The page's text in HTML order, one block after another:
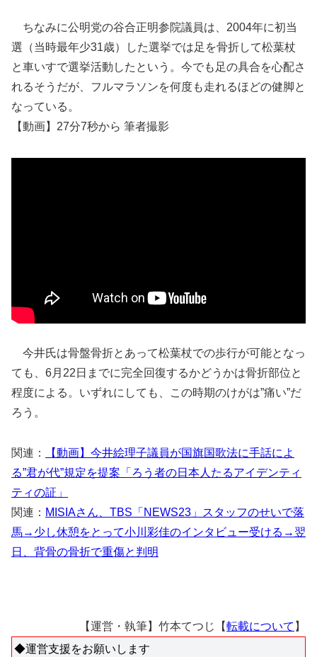
ちなみに公明党の谷合正明参院議員は、2004年に初当
選（当時最年少31歳）した選挙では足を骨折して松葉杖
と車いすで選挙活動したという。今でも足の具合を心配さ
れるそうだが、フルマラソンを何度も走れるほどの健脚と
なっている。
【動画】27分7秒から 筆者撮影
今井氏は骨盤骨折とあって松葉杖での歩行が可能となっ
ても、6月22日までに完全回復するかどうかは骨折部位と
程度による。いずれにしても、この時期のけがは”痛い”だ
ろう。
関連：
【動画】今井絵理子議員が国旗国歌法に手話によ
る”君が代”規定を提案「ろう者の日本人たるアイデンティ
ティの証」
関連： MISIAさん、TBS「NEWS23」スタッフのせいで落
馬→少し休憩をとって小川彩佳のインタビュー受ける→翌
日、背骨の骨折で重傷と判明
【運営・執筆】竹本てつじ【転載について 】
◆運営支援をお願いします